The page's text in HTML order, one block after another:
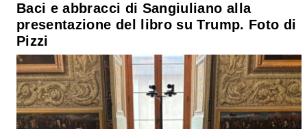
Baci e abbracci di Sangiuliano alla
presentazione del libro su Trump. Foto di
Pizzi